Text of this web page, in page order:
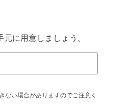
に用意しましょう。
ない場合がありますのでご注意く